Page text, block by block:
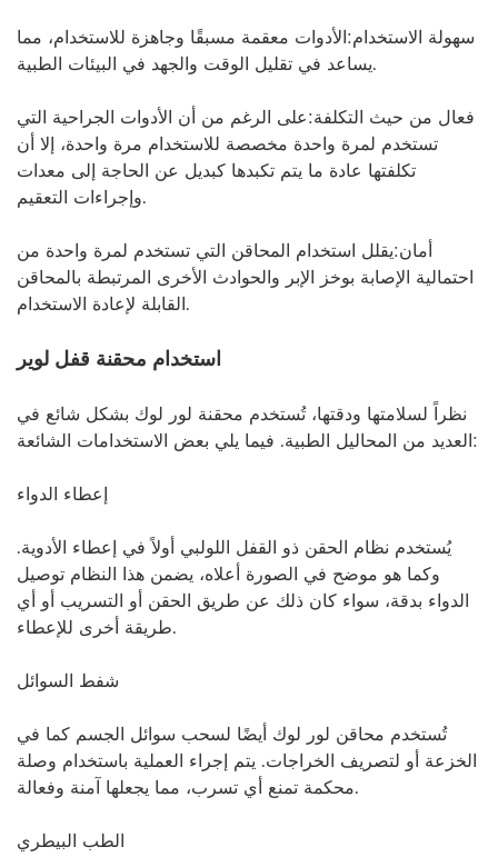
سهولة الاستخدام:الأدوات معقمة مسبقًا وجاهزة للاستخدام، مما
يساعد في تقليل الوقت والجهد في البيئات الطبية.
فعال من حيث التكلفة:على الرغم من أن الأدوات الجراحية التي
تستخدم لمرة واحدة مخصصة للاستخدام مرة واحدة، إلا أن
تكلفتها عادة ما يتم تكبدها كبديل عن الحاجة إلى معدات
وإجراءات التعقيم.
أمان:يقلل استخدام المحاقن التي تستخدم لمرة واحدة من
احتمالية الإصابة بوخز الإبر والحوادث الأخرى المرتبطة بالمحاقن
القابلة لإعادة الاستخدام.
استخدام محقنة قفل لوير
نظراً لسلامتها ودقتها، تُستخدم محقنة لور لوك بشكل شائع في
العديد من المحاليل الطبية. فيما يلي بعض الاستخدامات الشائعة:
إعطاء الدواء
يُستخدم نظام الحقن ذو القفل اللولبي أولاً في إعطاء الأدوية.
وكما هو موضح في الصورة أعلاه، يضمن هذا النظام توصيل
الدواء بدقة، سواء كان ذلك عن طريق الحقن أو التسريب أو أي
طريقة أخرى للإعطاء.
شفط السوائل
تُستخدم محاقن لور لوك أيضًا لسحب سوائل الجسم كما في
الخزعة أو لتصريف الخراجات. يتم إجراء العملية باستخدام وصلة
محكمة تمنع أي تسرب، مما يجعلها آمنة وفعالة.
الطب البيطري